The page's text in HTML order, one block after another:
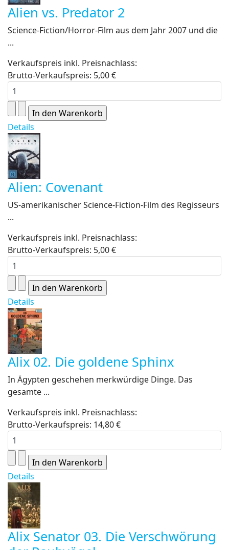
Alien vs. Predator 2
Science-Fiction/Horror-Film aus dem Jahr 2007 und die
...
Verkaufspreis inkl. Preisnachlass:
Brutto-Verkaufspreis: 5,00 €
Details
Alien: Covenant
US-amerikanischer Science-Fiction-Film des Regisseurs
...
Verkaufspreis inkl. Preisnachlass:
Brutto-Verkaufspreis: 5,00 €
Details
Alix 02. Die goldene Sphinx
In Ägypten geschehen merkwürdige Dinge. Das
gesamte ...
Verkaufspreis inkl. Preisnachlass:
Brutto-Verkaufspreis: 14,80 €
Details
Alix Senator 03. Die Verschwörung